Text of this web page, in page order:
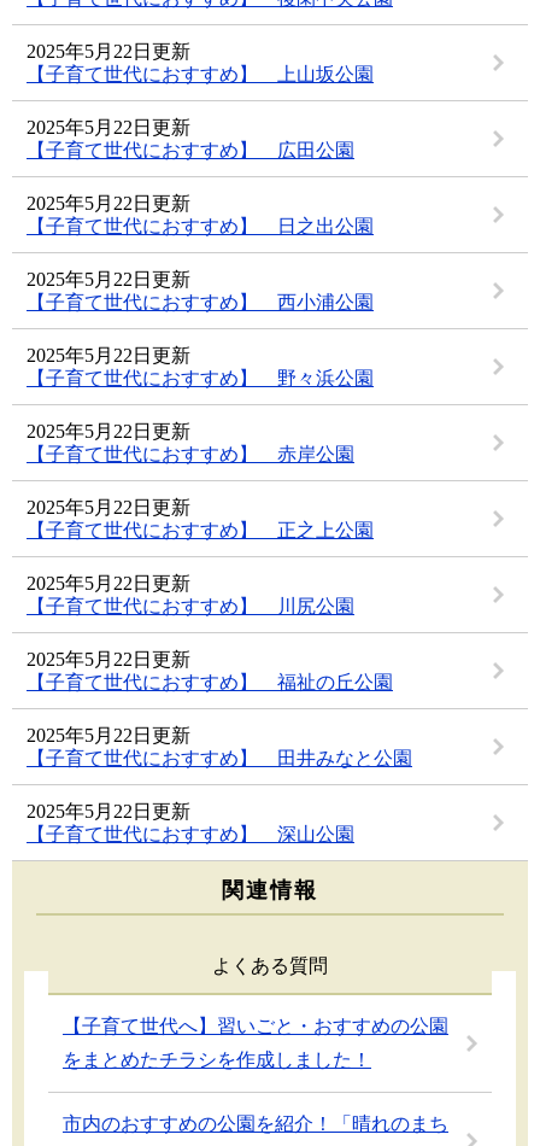
2025年5月22日更新
【子育て世代におすすめ】 上山坂公園
2025年5月22日更新
【子育て世代におすすめ】 広田公園
2025年5月22日更新
【子育て世代におすすめ】 日之出公園
2025年5月22日更新
【子育て世代におすすめ】 西小浦公園
2025年5月22日更新
【子育て世代におすすめ】 野々浜公園
2025年5月22日更新
【子育て世代におすすめ】 赤岸公園
2025年5月22日更新
【子育て世代におすすめ】 正之上公園
2025年5月22日更新
【子育て世代におすすめ】 川尻公園
2025年5月22日更新
【子育て世代におすすめ】 福祉の丘公園
2025年5月22日更新
【子育て世代におすすめ】 田井みなと公園
2025年5月22日更新
【子育て世代におすすめ】 深山公園
関連情報
よくある質問
【子育て世代へ】習いごと・おすすめの公園
をまとめたチラシを作成しました！
市内のおすすめの公園を紹介！「晴れのまち